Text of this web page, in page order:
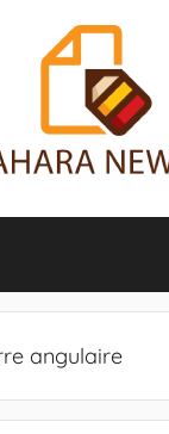
angulaire